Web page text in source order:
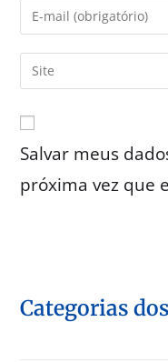
Salvar meus
próxima vez que
Categorias